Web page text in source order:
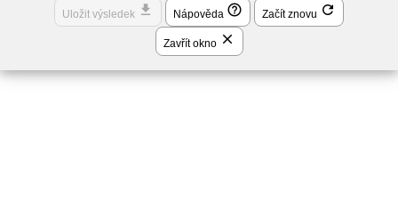
Uložit výsledek file_download Nápověda help_outline Začít znovu refresh
Zavřít okno close